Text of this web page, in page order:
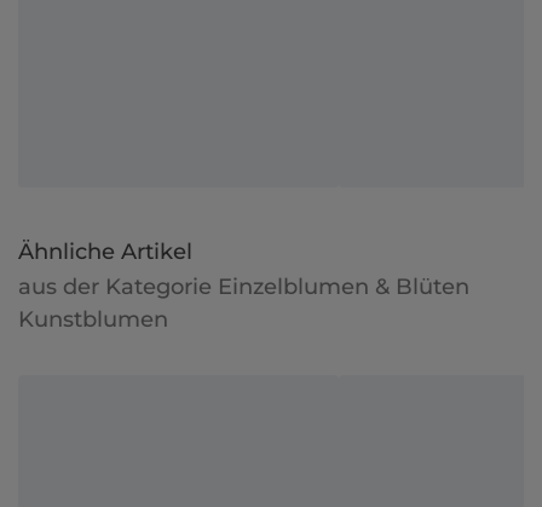
Ähnliche Artikel
aus der Kategorie Einzelblumen & Blüten
Kunstblumen